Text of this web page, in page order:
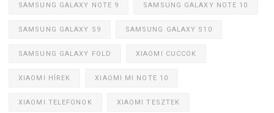
SAMSUNG GALAXY NOTE 9 SAMSUNG GALAXY NOTE 10
SAMSUNG GALAXY S9 SAMSUNG GALAXY S10
SAMSUNG GALAXY FOLD XIAOMI CUCCOK
XIAOMI HÍREK XIAOMI MI NOTE 10
XIAOMI TELEFONOK XIAOMI TESZTEK